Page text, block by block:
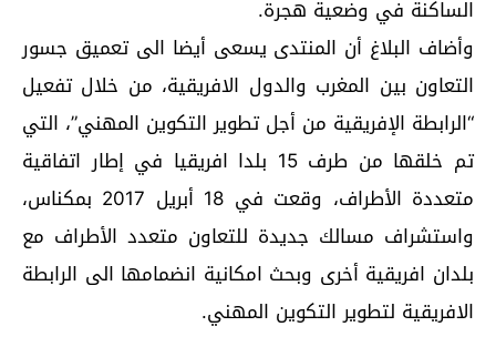
الساكنة في وضعية هجرة.
وأضاف البلاغ أن المنتدى يسعى أيضا الى تعميق جسور
التعاون بين المغرب والدول الافريقية، من خلال تفعيل
“الرابطة الإفريقية من أجل تطوير التكوين المهني”، التي
تم خلقها من طرف 15 بلدا افريقيا في إطار اتفاقية
متعددة الأطراف، وقعت في 18 أبريل 2017 بمكناس،
واستشراف مسالك جديدة للتعاون متعدد الأطراف مع
بلدان افريقية أخرى وبحث امكانية انضمامها الى الرابطة
الافريقية لتطوير التكوين المهني.